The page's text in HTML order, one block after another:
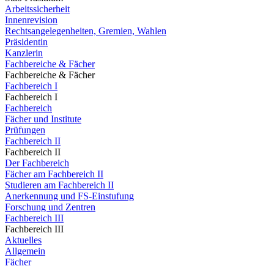
Arbeitssicherheit
Innenrevision
Rechtsangelegenheiten, Gremien, Wahlen
Präsidentin
Kanzlerin
Fachbereiche & Fächer
Fachbereiche & Fächer
Fachbereich I
Fachbereich I
Fachbereich
Fächer und Institute
Prüfungen
Fachbereich II
Fachbereich II
Der Fachbereich
Fächer am Fachbereich II
Studieren am Fachbereich II
Anerkennung und FS-Einstufung
Forschung und Zentren
Fachbereich III
Fachbereich III
Aktuelles
Allgemein
Fächer